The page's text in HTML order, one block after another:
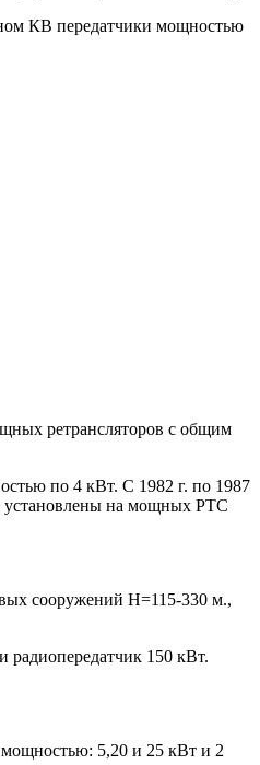
КВ передатчики мощностью
ретрансляторов с общим
по 4 кВт. С 1982 г. по 1987
установлены на мощных РТС
сооружений Н=115-330 м.,
150 кВт.
мощностью: 5,20 и 25 кВт и 2